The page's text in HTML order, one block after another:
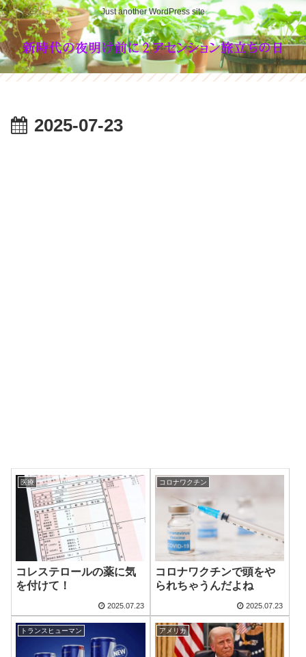
Just another WordPress site
2025-07-23
医療
コレステロールの薬に気
を付けて！
2025.07.23
コロナワクチン
コロナワクチンで頭をや
られちゃうんだよね
2025.07.23
トランスヒューマン アメリカ